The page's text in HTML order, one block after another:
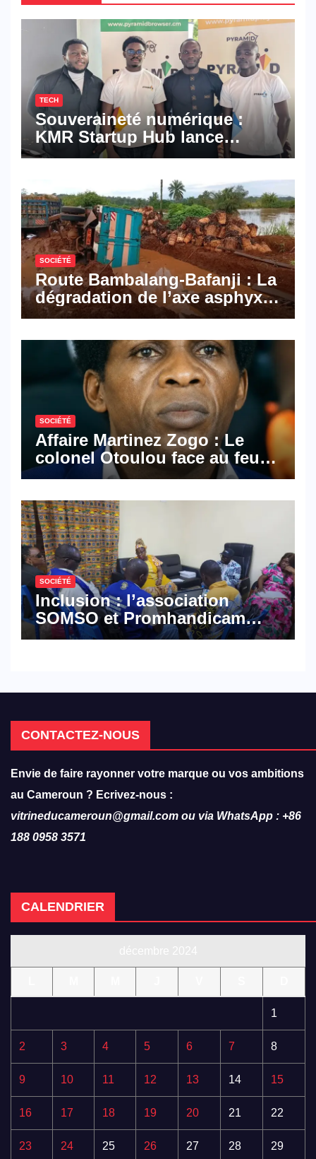
TECH
Souveraineté numérique :
KMR Startup Hub lance
Pyramid Browser et Pyramid
numériques made in
Cameroon
SOCIÉTÉ
Route Bambalang-Bafanji : La
dégradation de l’axe asphyxie
les activités économiques
SOCIÉTÉ
Affaire Martinez Zogo : Le
colonel Otoulou face au feu
croisé des avocats de la
SOCIÉTÉ
Inclusion : l’association
SOMSO et Promhandicam
militent en faveur d’une
CONTACTEZ-NOUS
Envie de faire rayonner votre marque ou vos ambitions
au Cameroun ? Ecrivez-nous :
vitrineducameroun@gmail.com ou via WhatsApp : +86
188 0958 3571
CALENDRIER
1
2 3 4 5 6 7 8
9 10 11 12 13 14 15
16 17 18 19 20 21 22
23 24 25 26 27 28 29